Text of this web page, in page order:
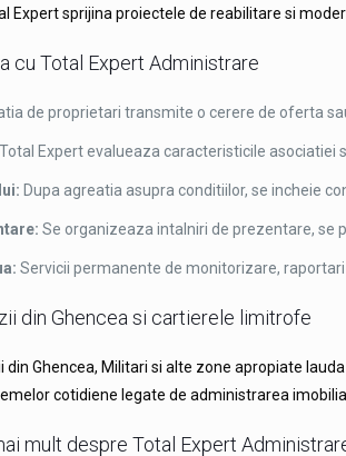
Expert sprijina proiectele de reabilitare si
cu Total Expert Administrare
de proprietari transmite o cerere de oferta
Total Expert evalueaza caracteristicile asociatiei
Dupa agreatia asupra conditiilor, se incheie
Se organizeaza intalniri de prezentare, se
Servicii permanente de monitorizare,
din Ghencea si cartierele limitrofe
din Ghencea, Militari si alte zone apropiate
cotidiene legate de administrarea
mult despre Total Expert